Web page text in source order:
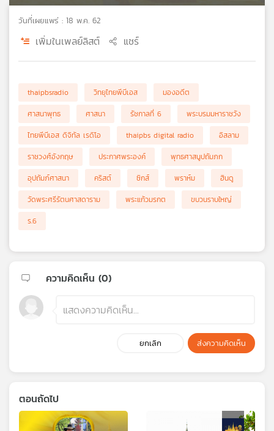
เอส
แผนที่
เครือ
วันที่เผยแพร่ : 18 พ.ค. 62
เพิ่มในเพลย์ลิสต์ แชร์
thaipbsradio วิทยุไทยพีบีเอส
มองอดีต
ศาสนาพุทธ
ศาสนา รัชกาลที่ 6
พระบรมมหาราชวัง
ไทยพีบีเอส ดิจิทัล เรดิโอ
thaipbs digital radio
อิสลาม
ราชวงศ์อังกฤษ
ประกาศพระองค์
พุทธศาสนูปถัมภก
อุปถัมภ์ศาสนา
คริสต์ ซิกส์ พราห์ม
ฮินดู
วัดพระศรีรัตนศาสดาราม
พระแก้วมรกต
ขบวนราบใหญ่
ร.6
ความคิดเห็น (0)
ยกเลิก ส่งความคิดเห็น
ตอนถัดไป